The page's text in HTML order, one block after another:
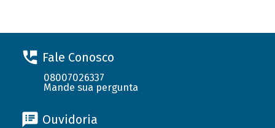
Fale Conosco
08007026337
Mande sua pergunta
Ouvidoria